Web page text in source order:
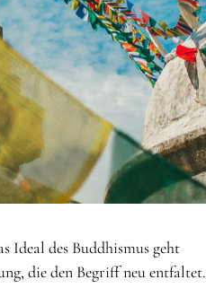
Ideal des Buddhismus geht
die den Begriff neu entfaltet.